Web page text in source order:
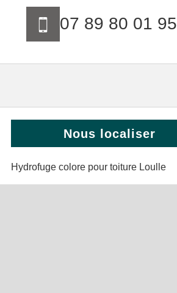
07 89 80 01 95
Nous localiser
Hydrofuge colore pour toiture Loulle